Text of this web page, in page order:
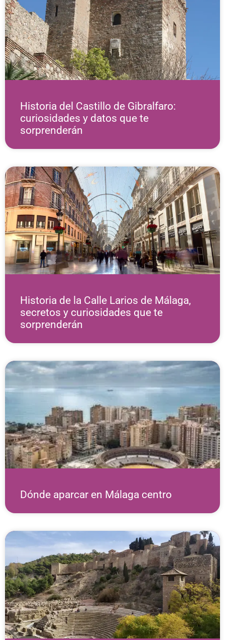
Historia del Castillo de Gibralfaro:
curiosidades y datos que te
sorprenderán
Historia de la Calle Larios de Málaga,
secretos y curiosidades que te
sorprenderán
Dónde aparcar en Málaga centro